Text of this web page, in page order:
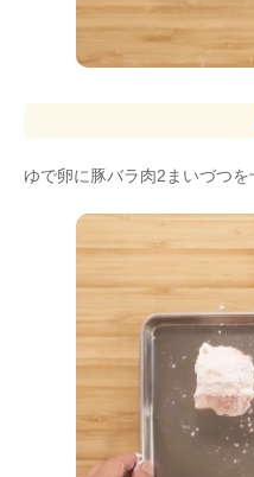
ゆで卵に豚バラ肉2まいづつを